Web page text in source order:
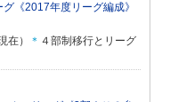
《2017年度リーグ編成》
） ＊ ４部制移行とリーグ